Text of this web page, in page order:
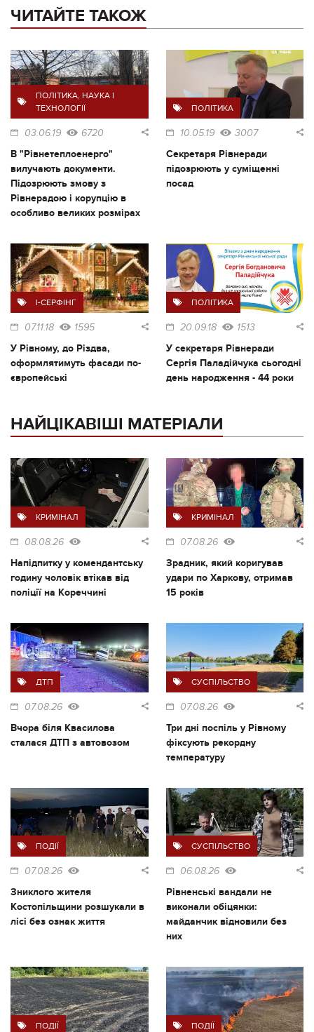
ЧИТАЙТЕ ТАКОЖ
ПОЛІТИКА, НАУКА І
ТЕХНОЛОГІЇ
03.06.19 6720
В "Рівнетеплоенерго"
вилучають документи.
Підозрюють змову з
Рівнерадою і корупцію в
особливо великих розмірах
ПОЛІТИКА
10.05.19 3007
Секретаря Рівнеради
підозрюють у суміщенні
посад
I-СЕРФІНГ
07.11.18 1595
У Рівному, до Різдва,
оформлятимуть фасади по-
європейські
ПОЛІТИКА
20.09.18 1513
У секретаря Рівнеради
Сергія Паладійчука сьогодні
день народження - 44 роки
НАЙЦІКАВІШІ МАТЕРІАЛИ
КРИМІНАЛ
08.08.26
Напідпитку у комендантську
годину чоловік втікав від
поліції на Кореччині
КРИМІНАЛ
07.08.26
Зрадник, який коригував
удари по Харкову, отримав
15 років
ДТП
07.08.26
Вчора біля Квасилова
сталася ДТП з автовозом
СУСПІЛЬСТВО
07.08.26
Три дні поспіль у Рівному
фіксують рекордну
температуру
ПОДІЇ
07.08.26
Зниклого жителя
Костопільщини розшукали в
лісі без ознак життя
СУСПІЛЬСТВО
06.08.26
Рівненські вандали не
виконали обіцянки:
майданчик відновили без
них
ПОДІЇ ПОДІЇ